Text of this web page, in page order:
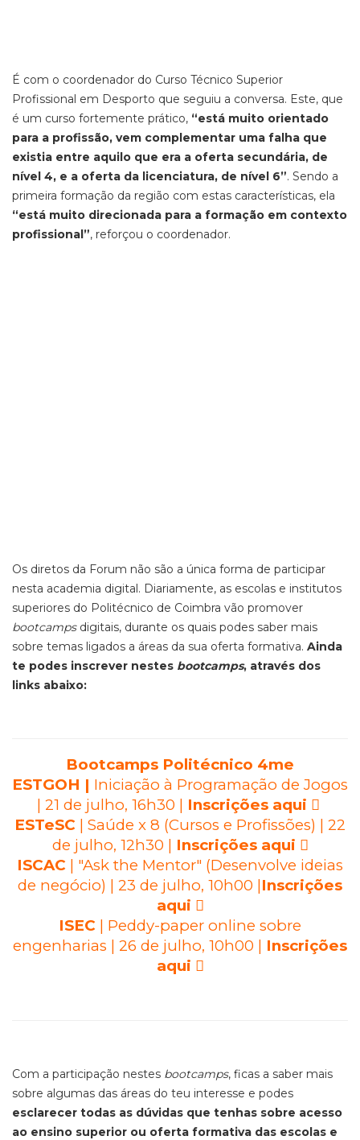
É com o coordenador do Curso Técnico Superior
Profissional em Desporto que seguiu a conversa. Este, que
é um curso fortemente prático, “está muito orientado
para a profissão, vem complementar uma falha que
existia entre aquilo que era a oferta secundária, de
nível 4, e a oferta da licenciatura, de nível 6”. Sendo a
primeira formação da região com estas características, ela
“está muito direcionada para a formação em contexto
profissional”, reforçou o coordenador.
Os diretos da Forum não são a única forma de participar
nesta academia digital. Diariamente, as escolas e institutos
superiores do Politécnico de Coimbra vão promover
bootcampsdigitais, durante os quais podes saber mais
sobre temas ligados a áreas da sua oferta formativa. Ainda
te podes inscrever nestes bootcamps, através dos
links abaixo:
Bootcamps Politécnico 4me
ESTGOH | Iniciação à Programação de Jogos
| 21 de julho, 16h30 | Inscrições aqui
ESTeSC | Saúde x 8 (Cursos e Profissões) | 22
de julho, 12h30 | Inscrições aqui
ISCAC | "Ask the Mentor" (Desenvolve ideias
de negócio) | 23 de julho, 10h00 |Inscrições
aqui
ISEC | Peddy-paper online sobre
engenharias | 26 de julho, 10h00 | Inscrições
aqui
Com a participação nestes bootcamps, ficas a saber mais
sobre algumas das áreas do teu interesse e podes
esclarecer todas as dúvidas que tenhas sobre acesso
ao ensino superior ou oferta formativa das escolas e